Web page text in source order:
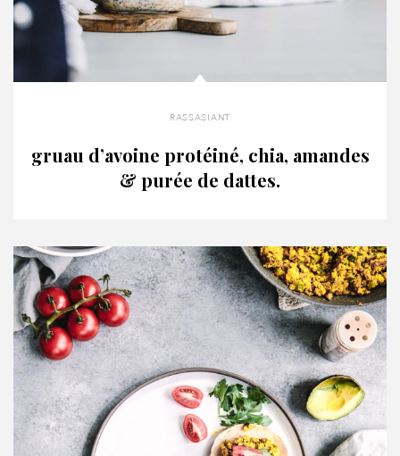
rassasiant
gruau d’avoine protéiné, chia, amandes
& purée de dattes.